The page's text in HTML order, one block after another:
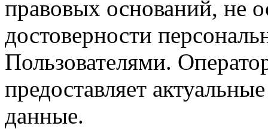
правовых оснований, не
достоверности
Пользователями.
предоставляет
данные.